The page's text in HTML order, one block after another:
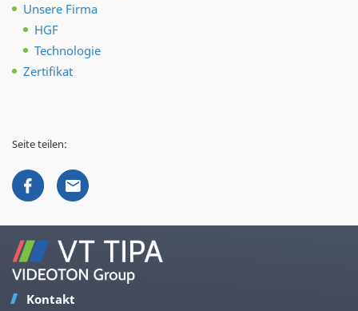
Unsere Firma
HGF
Technologie
Zertifikat
Seite teilen:
Kontakt